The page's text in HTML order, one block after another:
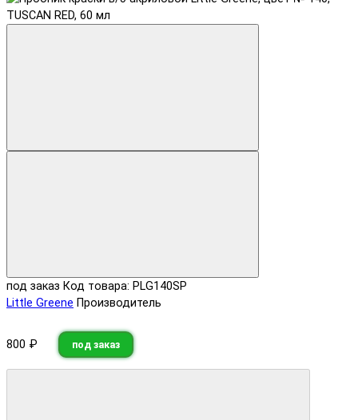
под заказ Код товара: PLG140SP
Little Greene Производитель
800 ₽ под заказ